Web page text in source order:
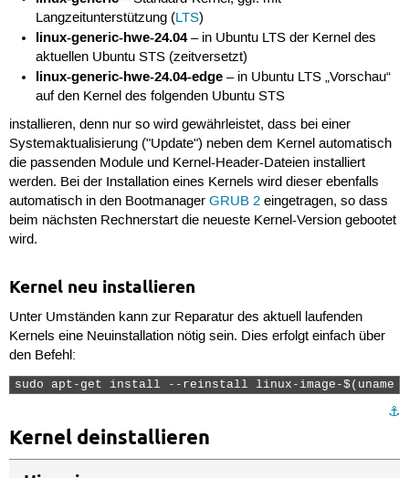
Langzeitunterstützung (LTS)
linux-generic-hwe-24.04– in Ubuntu LTS der Kernel des
aktuellen Ubuntu STS (zeitversetzt)
linux-generic-hwe-24.04-edge – in Ubuntu LTS „Vorschau“
auf den Kernel des folgenden Ubuntu STS
installieren, denn nur so wird gewährleistet, dass bei einer
Systemaktualisierung ("Update") neben dem Kernel automatisch
die passenden Module und Kernel-Header-Dateien installiert
werden. Bei der Installation eines Kernels wird dieser ebenfalls
automatisch in den Bootmanager GRUB 2eingetragen, so dass
beim nächsten Rechnerstart die neueste Kernel-Version gebootet
wird.
Kernel neu installieren
Unter Umständen kann zur Reparatur des aktuell laufenden
Kernels eine Neuinstallation nötig sein. Dies erfolgt einfach über
den Befehl:
sudo apt-get install --reinstall linux-image-
⚓︎
Kernel deinstallieren